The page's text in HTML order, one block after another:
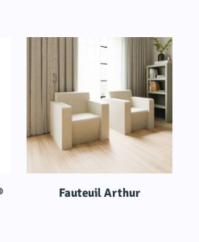
Fauteuil Arthur